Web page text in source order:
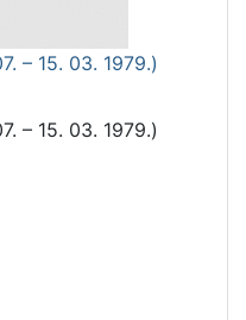
– 15. 03. 1979.)
– 15. 03. 1979.)